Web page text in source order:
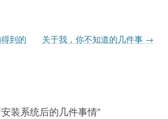
到的
关于我，你不知道的几件事 →
装系统后的几件事情”